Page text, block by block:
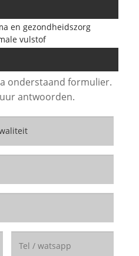
en gezondheidszorg
vulstof
onderstaand formulier.
antwoorden.